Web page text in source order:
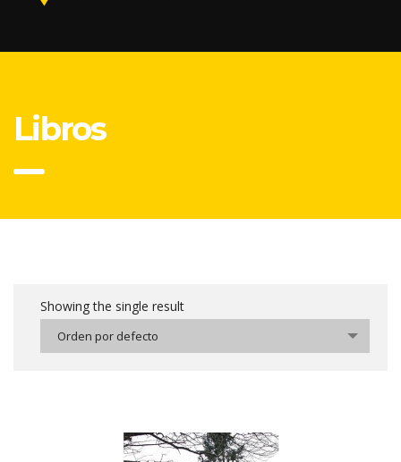
Libros
Showing the single result
Orden por defecto